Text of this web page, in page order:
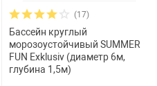
(17)
Бассейн круглый
морозоустойчивый SUMMER
FUN Exklusiv (диаметр 6м,
глубина 1,5м)